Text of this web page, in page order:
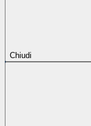
Chiudi